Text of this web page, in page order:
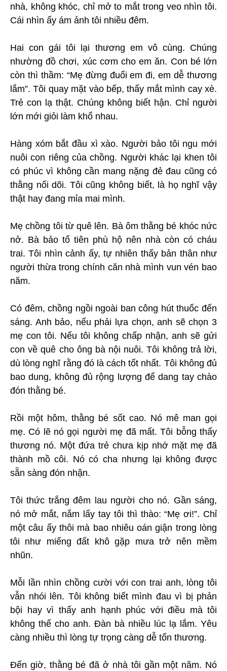
nhà, không khóc, chỉ mở to mắt trong veo nhìn tôi.
Cái nhìn ấy ám ảnh tôi nhiều đêm.
Hai con gái tôi lại thương em vô cùng. Chúng
nhường đồ chơi, xúc cơm cho em ăn. Con bé lớn
còn thì thầm: “Mẹ đừng đuổi em đi, em dễ thương
lắm”. Tôi quay mặt vào bếp, thấy mắt mình cay xè.
Trẻ con lạ thật. Chúng không biết hận. Chỉ người
lớn mới giỏi làm khổ nhau.
Hàng xóm bắt đầu xì xào. Người bảo tôi ngu mới
nuôi con riêng của chồng. Người khác lại khen tôi
có phúc vì không cần mang nặng đẻ đau cũng có
thằng nối dõi. Tôi cũng không biết, là họ nghĩ vậy
thật hay đang mỉa mai mình.
Mẹ chồng tôi từ quê lên. Bà ôm thằng bé khóc nức
nở. Bà bảo tổ tiên phù hộ nên nhà còn có cháu
trai. Tôi nhìn cảnh ấy, tự nhiên thấy bản thân như
người thừa trong chính căn nhà mình vun vén bao
năm.
Có đêm, chồng ngồi ngoài ban công hút thuốc đến
sáng. Anh bảo, nếu phải lựa chọn, anh sẽ chọn 3
mẹ con tôi. Nếu tôi không chấp nhận, anh sẽ gửi
con về quê cho ông bà nội nuôi. Tôi không trả lời,
dù lòng nghĩ rằng đó là cách tốt nhất. Tôi không đủ
bao dung, không đủ rộng lượng để dang tay chào
đón thằng bé.
Rồi một hôm, thằng bé sốt cao. Nó mê man gọi
mẹ. Có lẽ nó gọi người mẹ đã mất. Tôi bỗng thấy
thương nó. Một đứa trẻ chưa kịp nhớ mặt mẹ đã
thành mồ côi. Nó có cha nhưng lại không được
sẵn sàng đón nhận.
Tôi thức trắng đêm lau người cho nó. Gần sáng,
nó mở mắt, nắm lấy tay tôi thì thào: “Mẹ ơi!”. Chỉ
một câu ấy thôi mà bao nhiêu oán giận trong lòng
tôi như miếng đất khô gặp mưa trở nên mềm
nhũn.
Mỗi lần nhìn chồng cười với con trai anh, lòng tôi
vẫn nhói lên. Tôi không biết mình đau vì bị phản
bội hay vì thấy anh hạnh phúc với điều mà tôi
không thể cho anh. Đàn bà nhiều lúc lạ lắm. Yêu
càng nhiều thì lòng tự trọng càng dễ tổn thương.
Đến giờ, thằng bé đã ở nhà tôi gần một năm. Nó